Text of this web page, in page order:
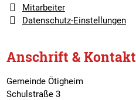
Mitarbeiter
Datenschutz-Einstellungen
Anschrift & Kontakt
Gemeinde Ötigheim
Schulstraße 3